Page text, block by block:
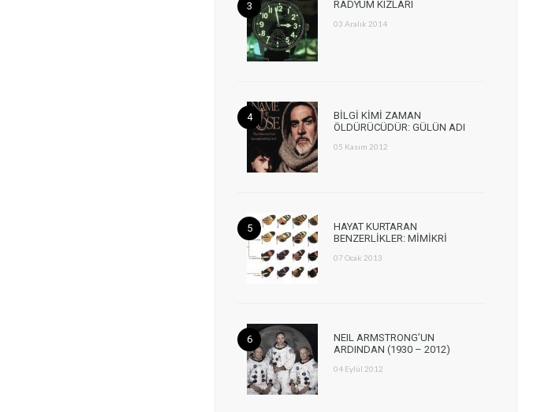
RADYUM KIZLARI
03 Aralık 2014
BİLGİ KİMİ ZAMAN
ÖLDÜRÜCÜDÜR: GÜLÜN ADI
05 Kasım 2012
HAYAT KURTARAN
BENZERLİKLER: MİMİKRİ
07 Ocak 2013
NEIL ARMSTRONG’UN
ARDINDAN (1930 – 2012)
04 Eylül 2012